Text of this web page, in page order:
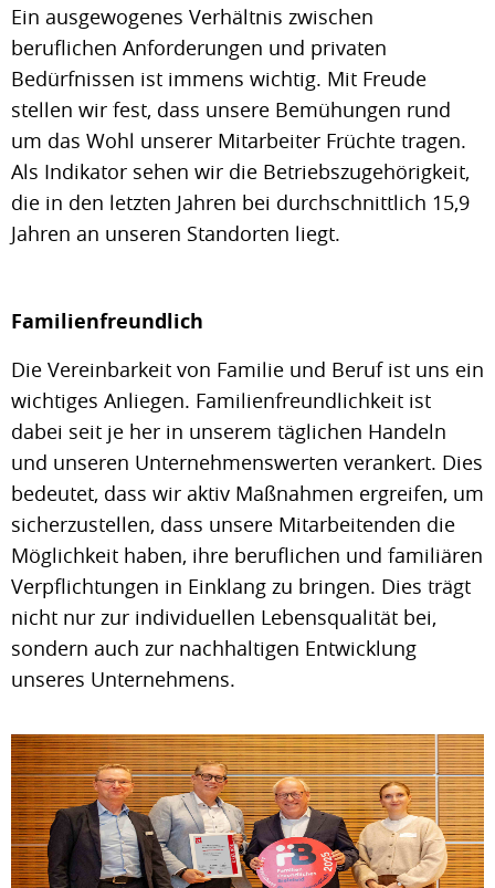
Ein ausgewogenes Verhältnis zwischen
beruflichen Anforderungen und privaten
Bedürfnissen ist immens wichtig. Mit Freude
stellen wir fest, dass unsere Bemühungen rund
um das Wohl unserer Mitarbeiter Früchte tragen.
Als Indikator sehen wir die Betriebszugehörigkeit,
die in den letzten Jahren bei durchschnittlich 15,9
Jahren an unseren Standorten liegt.
Familienfreundlich
Die Vereinbarkeit von Familie und Beruf ist uns ein
wichtiges Anliegen. Familienfreundlichkeit ist
dabei seit je her in unserem täglichen Handeln
und unseren Unternehmenswerten verankert. Dies
bedeutet, dass wir aktiv Maßnahmen ergreifen, um
sicherzustellen, dass unsere Mitarbeitenden die
Möglichkeit haben, ihre beruflichen und familiären
Verpflichtungen in Einklang zu bringen. Dies trägt
nicht nur zur individuellen Lebensqualität bei,
sondern auch zur nachhaltigen Entwicklung
unseres Unternehmens.